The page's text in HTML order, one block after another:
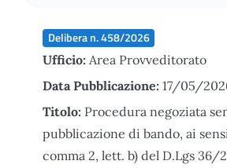
Delibera n. 458/2026
Ufficio: Area Provveditorato
Data Pubblicazione: 17/05/
Titolo: Procedura negoziata
pubblicazione di bando, ai
comma 2, lett. b) del D.Lgs 36/